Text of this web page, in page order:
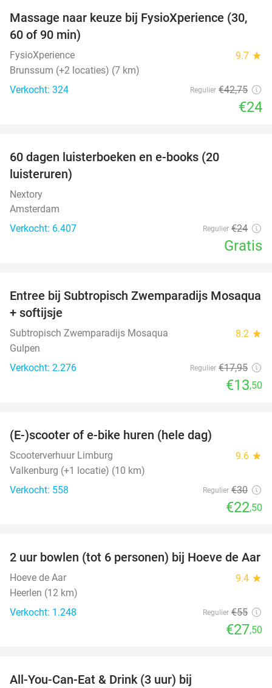
44%
Massage naar keuze bij FysioXperience (30,
60 of 90 min)
FysioXperience 9.7 star
Brunssum (+2 locaties) (7 km)
Verkocht: 324
Regulier €42,75
€24
60 dagen luisterboeken en e-books (20
luisteruren)
Nextory
Amsterdam
Verkocht: 6.407
Regulier €24
Gratis
25%
Entree bij Subtropisch Zwemparadijs Mosaqua
+ softijsje
Subtropisch Zwemparadijs Mosaqua 8.2 star
Gulpen
Verkocht: 2.276
Regulier €17,95
€13,50
(E-)scooter of e-bike huren (hele dag)
Scooterverhuur Limburg 9.6 star
Valkenburg (+1 locatie) (10 km)
Verkocht: 558
Regulier €30
€22,50
50%
2 uur bowlen (tot 6 personen) bij Hoeve de Aar
Hoeve de Aar 9.4 star
Heerlen (12 km)
Verkocht: 1.248
Regulier €55
€27,50
All-You-Can-Eat & Drink (3 uur) bij